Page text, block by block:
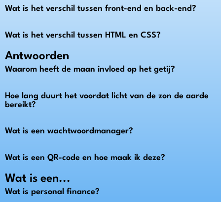
Wat is het verschil tussen front-end en back-end?
Wat is het verschil tussen HTML en CSS?
Antwoorden
Waarom heeft de maan invloed op het getij?
Hoe lang duurt het voordat licht van de zon de aarde
bereikt?
Wat is een wachtwoordmanager?
Wat is een QR-code en hoe maak ik deze?
Wat is een...
Wat is personal finance?